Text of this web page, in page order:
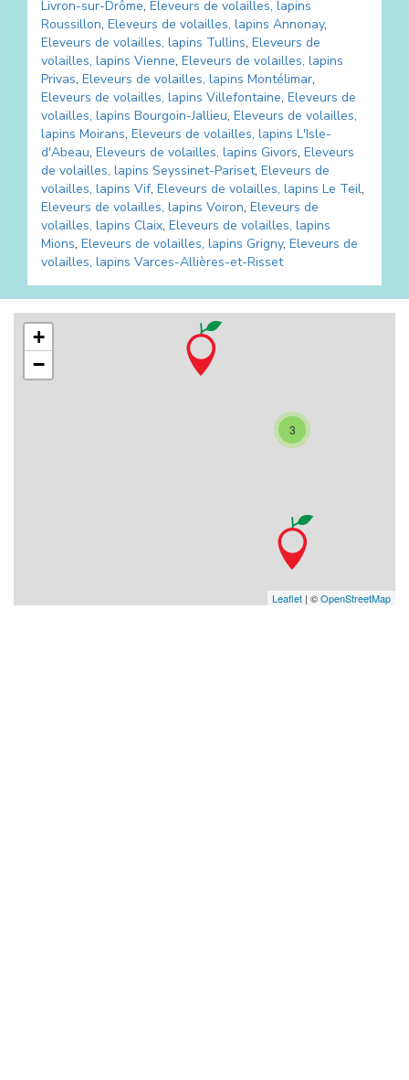
Livron-sur-Drôme, Eleveurs de volailles, lapins
Roussillon, Eleveurs de volailles, lapins Annonay,
Eleveurs de volailles, lapins Tullins, Eleveurs de
volailles, lapins Vienne, Eleveurs de volailles, lapins
Privas, Eleveurs de volailles, lapins Montélimar,
Eleveurs de volailles, lapins Villefontaine, Eleveurs de
volailles, lapins Bourgoin-Jallieu, Eleveurs de volailles,
lapins Moirans, Eleveurs de volailles, lapins L'Isle-
d'Abeau, Eleveurs de volailles, lapins Givors, Eleveurs
de volailles, lapins Seyssinet-Pariset, Eleveurs de
volailles, lapins Vif, Eleveurs de volailles, lapins Le Teil,
Eleveurs de volailles, lapins Voiron, Eleveurs de
volailles, lapins Claix, Eleveurs de volailles, lapins
Mions, Eleveurs de volailles, lapins Grigny, Eleveurs de
volailles, lapins Varces-Allières-et-Risset
3
+
−
Leaflet | ©OpenStreetMap